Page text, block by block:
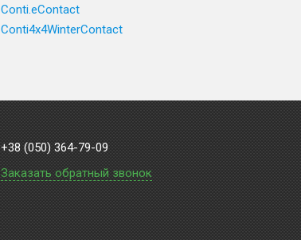
Conti.eContact
Conti4x4WinterContact
+38 (050) 364-79-09
Заказать обратный звонок